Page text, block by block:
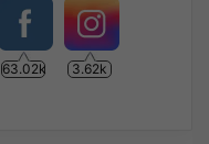
63.02k 3.62k